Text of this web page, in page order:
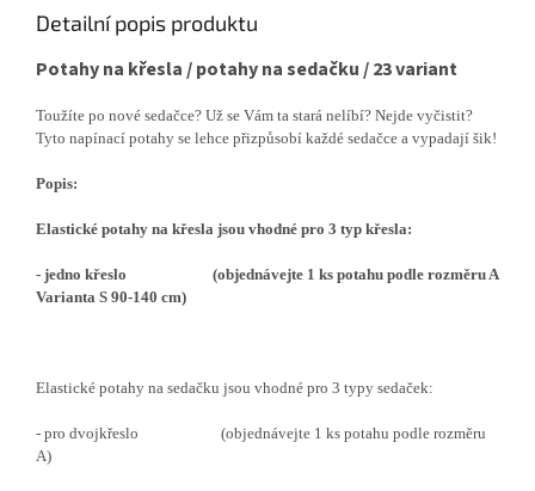
Detailní popis produktu
Potahy na křesla / potahy na sedačku / 23 variant
Toužíte po nové sedačce? Už se Vám ta stará nelíbí? Nejde vyčistit?
Tyto napínací potahy se lehce přizpůsobí každé sedačce a vypadají šik!
Popis:
Elastické potahy na křesla jsou vhodné pro 3 typ křesla:
- jedno křeslo (objednávejte 1 ks potahu podle rozměru A
Varianta S 90-140 cm)
Elastické potahy na sedačku jsou vhodné pro 3 typy sedaček:
- pro dvojkřeslo (objednávejte 1 ks potahu podle rozměru
A)